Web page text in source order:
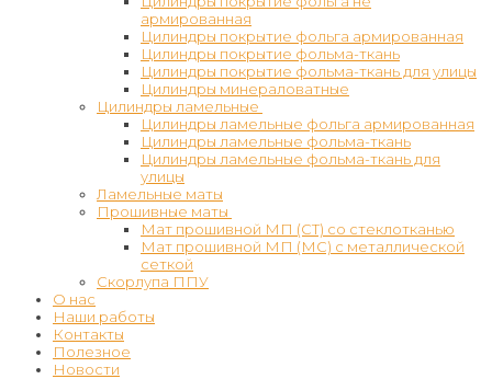
армированная
Цилиндры покрытие фольга армированная
Цилиндры покрытие фольма-ткань
Цилиндры покрытие фольма-ткань для улицы
Цилиндры минераловатные
Цилиндры ламельные
Цилиндры ламельные фольга армированная
Цилиндры ламельные фольма-ткань
Цилиндры ламельные фольма-ткань для
улицы
Ламельные маты
Прошивные маты
Мат прошивной МП (СТ) со стеклотканью
Мат прошивной МП (МС) с металлической
сеткой
Скорлупа ППУ
О нас
Наши работы
Контакты
Полезное
Новости